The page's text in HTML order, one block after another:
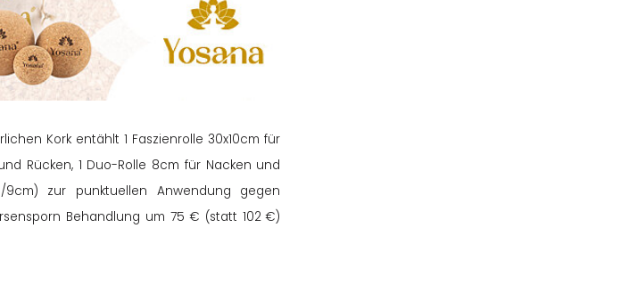
Kork entählt 1 Faszienrolle 30x10cm für
Rücken, 1 Duo-Rolle 8cm für Nacken und
zur punktuellen Anwendung gegen
Behandlung um 75 € (statt 102 €)